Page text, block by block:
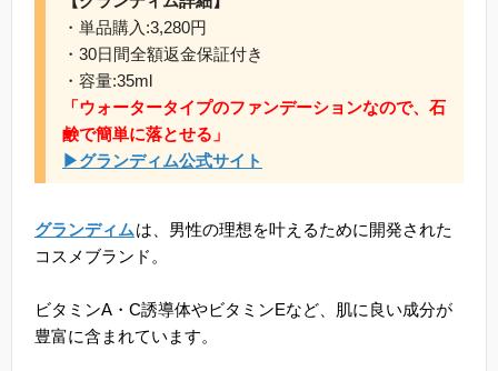
・単品購入:3,280円
・30日間全額返金保証付き
・容量:35ml
「ウォータータイプのファンデーションなので、石
鹸で簡単に落とせる」
▶グランディム公式サイト
グランディムは、男性の理想を叶えるために開発された
コスメブランド。
ビタミンA・C誘導体やビタミンEなど、肌に良い成分が
豊富に含まれています。